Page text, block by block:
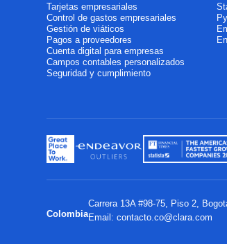
Tarjetas empresariales
Control de gastos empresariales
Gestión de viáticos
Pagos a proveedores
Cuenta digital para empresas
Campos contables personalizados
Seguridad y cumplimiento
Colombia
Carrera 13A #98-75, Piso 2,
Email:contacto.co@clara.com